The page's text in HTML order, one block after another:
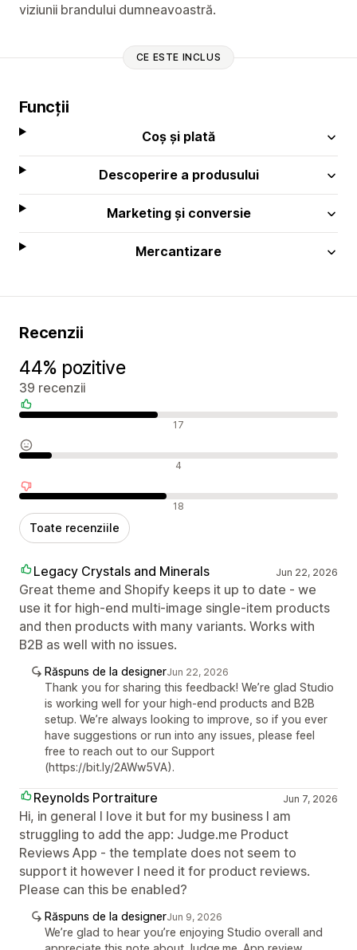
viziunii brandului dumneavoastră.
CE ESTE INCLUS
Funcții
Coș și plată
Descoperire a produsului
Marketing și conversie
Mercantizare
Recenzii
44% pozitive
39 recenzii
Recenzii pozitive 17
Recenzii neutre 4
Recenzii negative 18
Toate recenziile
Legacy Crystals and Minerals Jun 22, 2026
Great theme and Shopify keeps it up to date - we
use it for high-end multi-image single-item products
and then products with many variants. Works with
B2B as well with no issues.
Răspuns de la designerJun 22, 2026
Thank you for sharing this feedback! We’re glad Studio
is working well for your high-end products and B2B
setup. We’re always looking to improve, so if you ever
have suggestions or run into any issues, please feel
free to reach out to our Support
(https://bit.ly/2AWw5VA).
Reynolds Portraiture Jun 7, 2026
Hi, in general I love it but for my business I am
struggling to add the app: Judge.me Product
Reviews App - the template does not seem to
support it however I need it for product reviews.
Please can this be enabled?
Răspuns de la designerJun 9, 2026
We’re glad to hear you’re enjoying Studio overall and